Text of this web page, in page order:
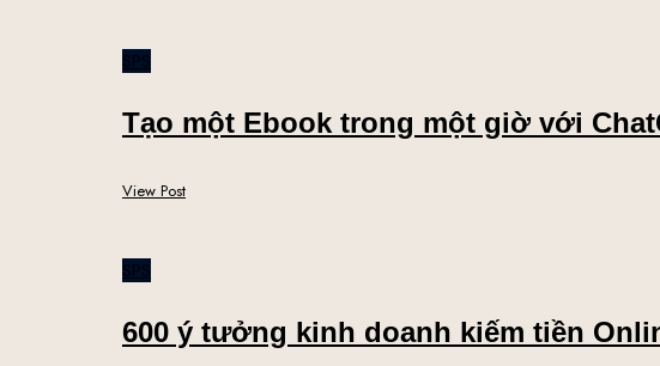
SPS
Tạo một Ebook trong một giờ với
View Post
SPS
600 ý tưởng kinh doanh kiếm tiền